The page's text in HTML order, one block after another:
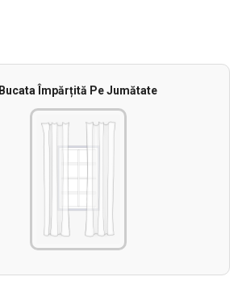
Bucata Împărțită Pe Jumătate